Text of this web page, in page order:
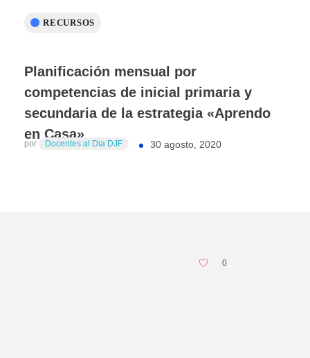
Planificación mensual por
competencias de inicial primaria y
secundaria de la estrategia «Aprendo
en Casa»
30 agosto, 2020
por Docentes al Dia DJF
RECURSOS
0